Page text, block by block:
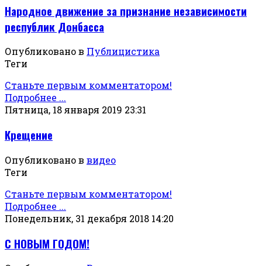
Народное движение за признание независимости
республик Донбасса
Опубликовано в Публицистика
Теги
Станьте первым комментатором!
Подробнее ...
Пятница, 18 января 2019 23:31
Крещение
Опубликовано в видео
Теги
Станьте первым комментатором!
Подробнее ...
Понедельник, 31 декабря 2018 14:20
С НОВЫМ ГОДОМ!